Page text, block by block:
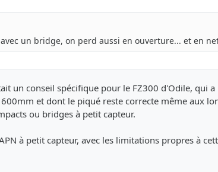
un bridge, on perd aussi en ouverture... et en
un conseil spécifique pour le FZ300 d'Odile, qui
et dont le piqué reste correcte même aux
ou bridges à petit capteur.
à petit capteur, avec les limitations propres à